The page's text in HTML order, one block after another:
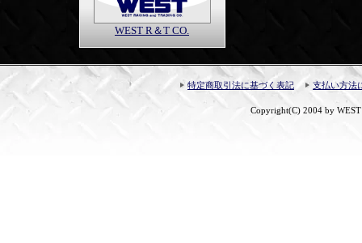
WEST R＆T CO.
特定商取引法に基づく表記 支払い方法
Copyright(C) 2004 by